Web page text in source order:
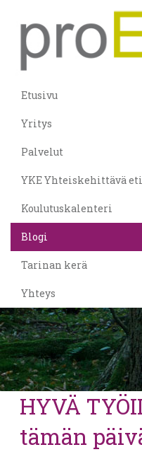
Etusivu
Yritys
Palvelut
YKE Yhteiskehittävä
Koulutuskalenteri
Blogi
Tarinan kerä
Yhteys
HYVÄ
tämän